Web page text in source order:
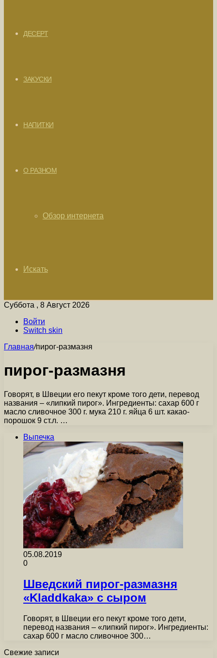
ДЕСЕРТ
ЗАКУСКИ
НАПИТКИ
О РАЗНОМ
Обзор интернета
Искать
Суббота , 8 Август 2026
Войти
Switch skin
Главная/пирог-размазня
пирог-размазня
Говорят, в Швеции его пекут кроме того дети, перевод
названия – «липкий пирог». Ингредиенты: сахар 600 г
масло сливочное 300 г. мука 210 г. яйца 6 шт. какао-
порошок 9 ст.л. …
Выпечка
05.08.2019
0
Шведский пирог-размазня
«Kladdkaka» с сыром
Говорят, в Швеции его пекут кроме того дети,
перевод названия – «липкий пирог». Ингредиенты:
сахар 600 г масло сливочное 300…
Свежие записи